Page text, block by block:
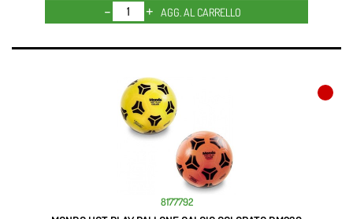
Quantità
AGG. AL CARRELLO
8177792